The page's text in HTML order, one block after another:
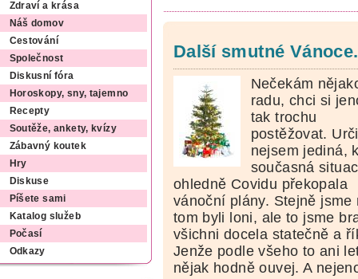
Zdraví a krása
Náš domov
Cestování
Společnost
Diskusní fóra
Horoskopy, sny, tajemno
Recepty
Soutěže, ankety, kvízy
Zábavný koutek
Hry
Diskuse
Píšete sami
Katalog služeb
Počasí
Odkazy
Další smutné
Nečekám
radu, chci si
tak trochu
postěžovat.
nejsem jediná,
současná
ohledně Covidu překopala
vánoční plány. Stejně jsme
tom byli loni, ale to jsme
všichni docela statečně a
Jenže podle všeho to ani
nějak hodně ouvej. A